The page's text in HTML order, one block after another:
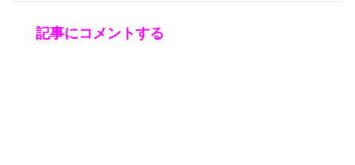
記事にコメントする